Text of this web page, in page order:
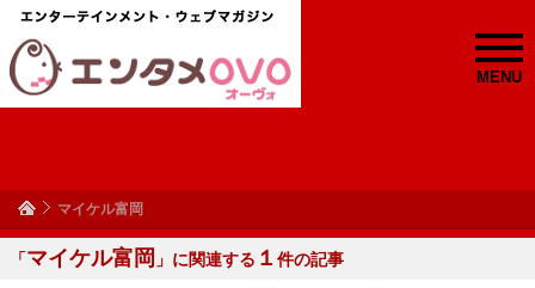
MENU
マイケル富岡
「マイケル富岡 」に関連する １ 件の記事